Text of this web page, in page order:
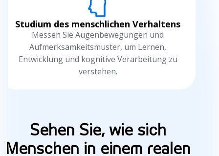
Studium des menschlichen Verhaltens
Messen Sie Augenbewegungen und
Aufmerksamkeitsmuster, um Lernen,
Entwicklung und kognitive Verarbeitung zu
verstehen.
Sehen Sie, wie sich
Menschen in einem realen